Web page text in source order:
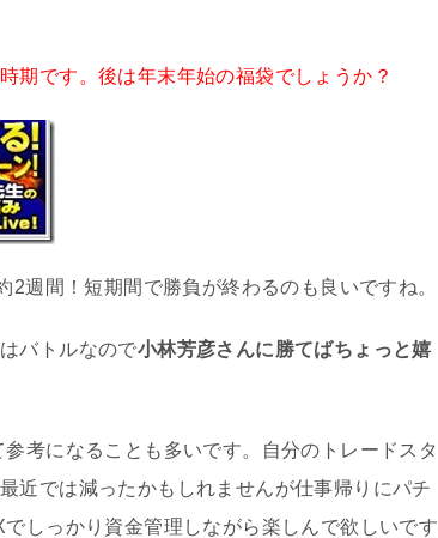
期です。後は年末年始の福袋でしょうか？
週間！短期間で勝負が終わるのも良いですね。
バトルなので小林芳彦さんに勝てばちょっと嬉
考になることも多いです。自分のトレードスタ
近では減ったかもしれませんが仕事帰りにパチ
しっかり資金管理しながら楽しんで欲しいです